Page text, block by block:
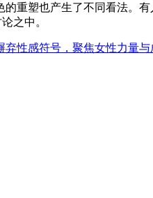
重塑也产生了不同看法
之中。
弃性感符号，聚焦女性力量与